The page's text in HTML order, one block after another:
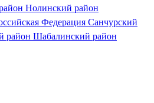
Нолинский район
Федерация Санчурский
район Шабалинский район